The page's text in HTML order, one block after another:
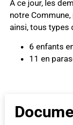
A ce jour, les
notre
ainsi, tous types
6 enfants
11 en